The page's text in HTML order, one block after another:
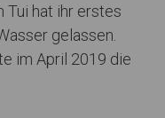
Tui hat ihr erstes
gelassen.
im April 2019 die